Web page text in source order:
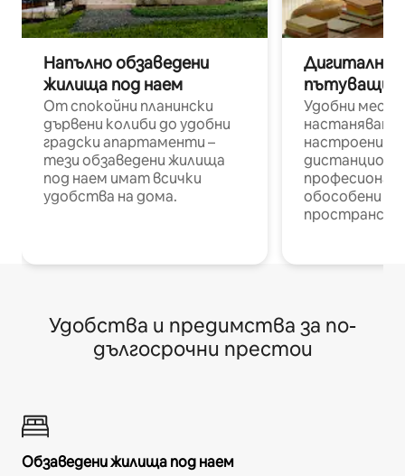
Напълно обзаведени
жилища под наем
От спокойни планински
дървени колиби до удобни
градски апартаменти –
тези обзаведени жилища
под наем имат всички
удобства на дома.
Дигитални
пътуващи
Удобни
настаняване
настроени и
обособени
Удобства и предимства за по-
дългосрочни престои
Обзаведени жилища под наем